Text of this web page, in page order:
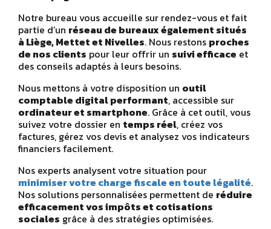
Notre bureau vous accueille sur rendez-vous et fait
partie d’un réseau de bureaux également situés
à Liège, Mettet et Nivelles. Nous restons proches
de nos clients pour leur offrir un suivi efficace et
des conseils adaptés à leurs besoins.
Nous mettons à votre disposition un outil
comptable digital performant, accessible sur
ordinateur et smartphone. Grâce à cet outil, vous
suivez votre dossier en temps réel, créez vos
factures, gérez vos devis et analysez vos indicateurs
financiers facilement.
Nos experts analysent votre situation pour
minimiser votre charge fiscale en toute légalité.
Nos solutions personnalisées permettent de réduire
efficacement vos impôts et cotisations
sociales grâce à des stratégies optimisées.